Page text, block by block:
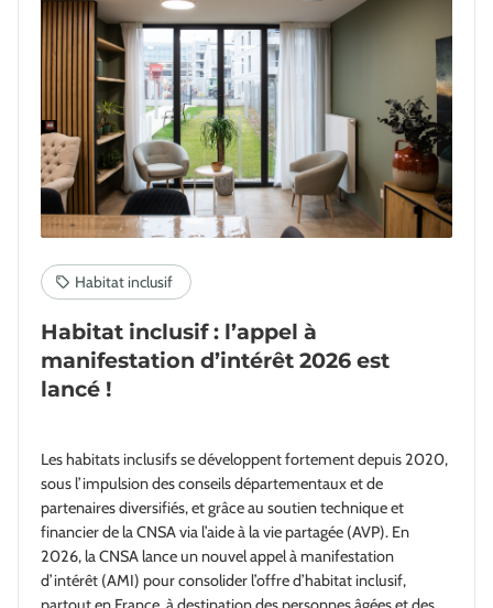
Habitat inclusif : l’appel à
manifestation d’intérêt 2026 est
lancé !
Les habitats inclusifs se développent fortement depuis 2020,
sous l’impulsion des conseils départementaux et de
partenaires diversifiés, et grâce au soutien technique et
financier de la CNSA via l’aide à la vie partagée (AVP). En
2026, la CNSA lance un nouvel appel à manifestation
d’intérêt (AMI) pour consolider l’offre d’habitat inclusif,